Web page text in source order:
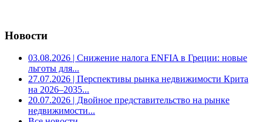
Новости
03.08.2026 | Снижение налога ENFIA в Греции: новые
льготы для...
27.07.2026 | Перспективы рынка недвижимости Крита
на 2026–2035...
20.07.2026 | Двойное представительство на рынке
недвижимости...